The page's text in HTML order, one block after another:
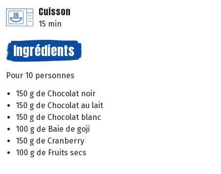
Cuisson
15 min
Ingrédients
Pour 10 personnes
150 g de Chocolat noir
150 g de Chocolat au lait
150 g de Chocolat blanc
100 g de Baie de goji
150 g de Cranberry
100 g de Fruits secs